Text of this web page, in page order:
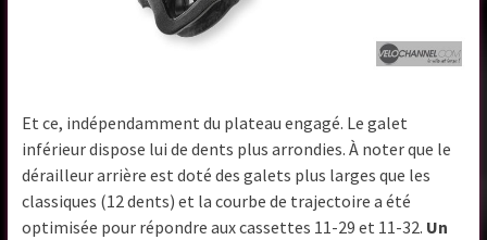
Et ce, indépendamment du plateau engagé. Le galet
inférieur dispose lui de dents plus arrondies. À noter que le
dérailleur arrière est doté des galets plus larges que les
classiques (12 dents) et la courbe de trajectoire a été
optimisée pour répondre aux cassettes 11-29 et 11-32. Un